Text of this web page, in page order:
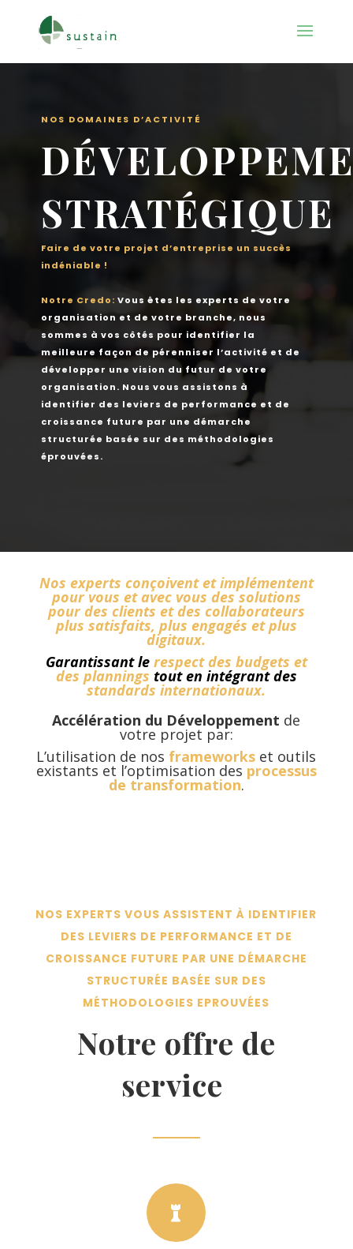
NOS DOMAINES D’ACTIVITÉ
STRATÉGIQUE
Faire de votre projet d’entreprise un succès
indéniable !
Notre Credo: Vous êtes les experts de votre
organisation et de votre branche, nous
sommes à vos côtés pour identifier la
meilleure façon de pérenniser l’activité et de
développer une vision du futur de votre
organisation. Nous vous assistons à
identifier des leviers de performance et de
croissance future par une démarche
structurée basée sur des méthodologies
éprouvées.
Nos experts conçoivent et implémentent
pour vous et avec vous des solutions
pour des clients et des collaborateurs
plus satisfaits, plus engagés et plus
digitaux.
Garantissant lerespect des budgets et
des plannings tout en intégrant des
standards internationaux.
Accélération du Développement de
votre projet par:
L’utilisation de nos frameworks et outils
existants et l’optimisation des processus
de transformation.
NOS EXPERTS VOUS ASSISTENT À IDENTIFIER
DES LEVIERS DE PERFORMANCE ET DE
CROISSANCE FUTURE PAR UNE DÉMARCHE
STRUCTURÉE BASÉE SUR DES
MÉTHODOLOGIES EPROUVÉES
Notre offre de
service
